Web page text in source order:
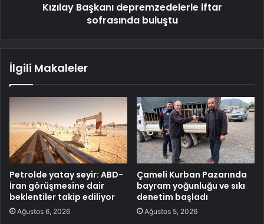
Kızılay Başkanı depremzedelerle iftar
sofrasında buluştu
İlgili Makaleler
Petrolde yatay seyir: ABD-
İran görüşmesine dair
beklentiler takip ediliyor
Ağustos 6, 2026
Çameli Kurban Pazarında
bayram yoğunluğu ve sıkı
denetim başladı
Ağustos 5, 2026